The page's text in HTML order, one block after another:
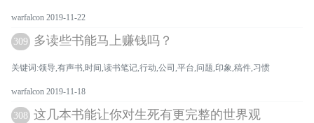
warfalcon 2019-11-22
309 多读些书能马上赚钱吗？
关键词:领导,有声书,时间,读书笔记,行动,公司,平台,问题,印象,稿件,习惯
warfalcon 2019-11-18
308 这几本书能让你对生死有更完整的世界观